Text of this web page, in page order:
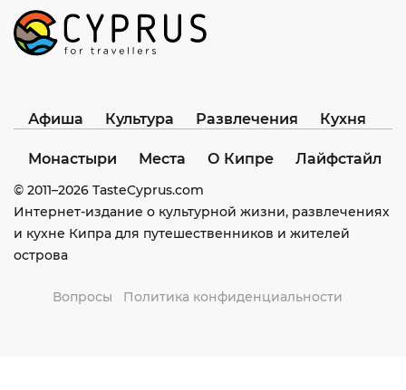
Афиша Культура Развлечения Кухня
Монастыри Места О Кипре Лайфстайл
© 2011–2026 TasteCyprus.com
Интернет-издание о культурной жизни, развлечениях
и кухне Кипра для путешественников и жителей
острова
Вопросы Политика конфиденциальности